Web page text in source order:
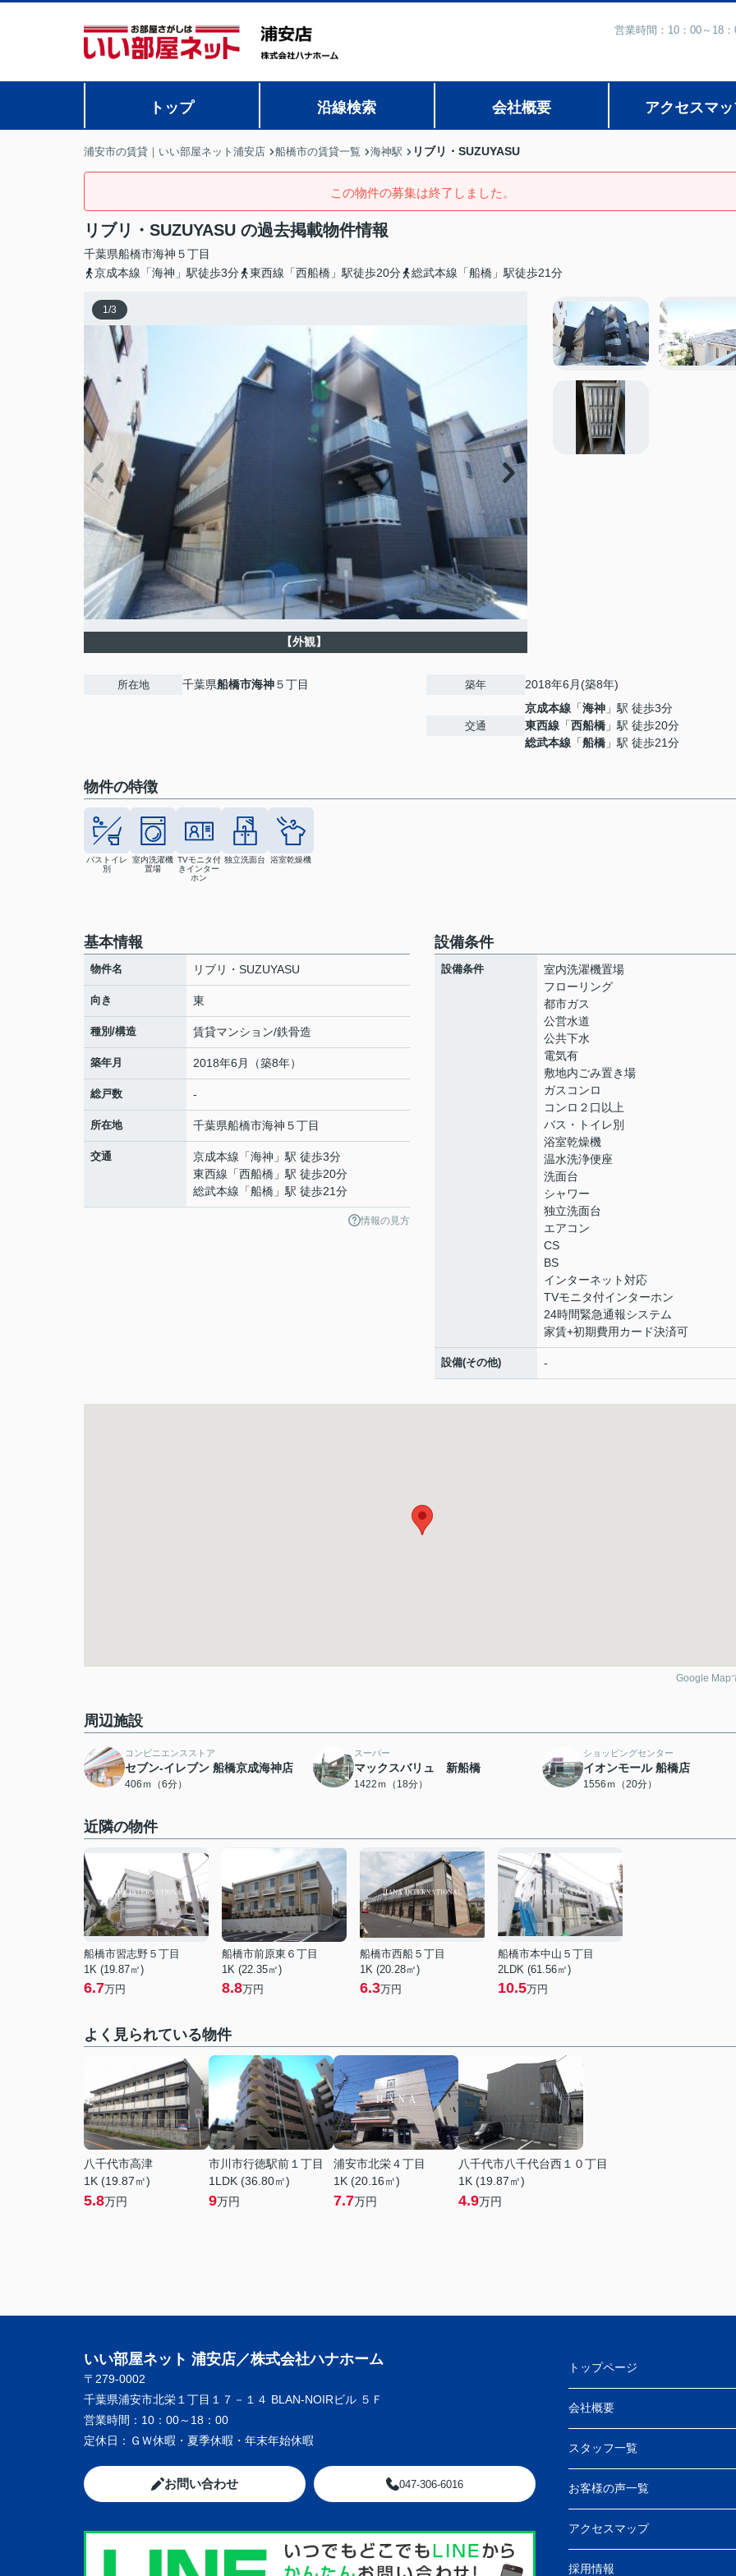
営業時間：10：00～18
トップ 沿線検索 会社概要 アクセスマ
浦安市の賃貸｜いい部屋ネット浦安店 船橋市の賃貸一覧 海神駅 リブリ・SUZUYASU
この物件の募集は終了しました。
リブリ・SUZUYASU の過去掲載物件情報
千葉県船橋市海神 ５丁目
京成本線「海神」駅徒歩3分
東西線「西船橋」駅徒歩20分 総武本線「船橋」駅徒歩21分
1/3
【外観】
所在地 千葉県船橋市海神５丁目 築年 2018年6月(築8年)
交通
京成本線 「海神 」駅 徒歩3分
東西線 「西船橋 」駅 徒歩20分
総武本線 「船橋 」駅 徒歩21分
物件の特徴
バストイレ
別
室内洗濯機
置場
TVモニタ付
きインター
ホン
独立洗面台 浴室乾燥機
基本情報
物件名 リブリ・SUZUYASU
向き 東
種別/構造 賃貸マンション/鉄骨造
築年月 2018年6月（築8年）
総戸数 -
所在地 千葉県船橋市海神 ５丁目
交通 京成本線 「海神 」駅 徒歩3分
東西線 「西船橋 」駅 徒歩20分
総武本線 「船橋 」駅 徒歩21分
情報の見方
設備条件
設備条件
室内洗濯機置場
フローリング
都市ガス
公営水道
公共下水
電気有
敷地内ごみ置き場
ガスコンロ
コンロ２口以上
バス・トイレ別
浴室乾燥機
温水洗浄便座
洗面台
シャワー
独立洗面台
エアコン
CS
BS
インターネット対応
TVモニタ付インターホン
24時間緊急通報システム
家賃+初期費用カード決済可
設備(その他) -
Google Map
周辺施設
コンビニエンスストア
セブン-イレブン 船橋京成海神店
406ｍ（6分）
スーパー
マックスバリュ 新船橋
1422ｍ（18分）
ショッピングセンター
イオンモール 船橋店
1556ｍ（20分）
近隣の物件
船橋市習志野５丁目
1K (19.87㎡)
6.7万円
船橋市前原東６丁目
1K (22.35㎡)
8.8万円
船橋市西船５丁目
1K (20.28㎡)
6.3万円
船橋市本中山５丁目
2LDK (61.56㎡)
10.5万円
よく見られている物件
八千代市高津
1K (19.87㎡)
5.8万円
市川市行徳駅前１丁目
1LDK (36.80㎡)
9万円
浦安市北栄４丁目
1K (20.16㎡)
7.7万円
八千代市八千代台西１０丁目
1K (19.87㎡)
4.9万円
いい部屋ネット 浦安店／株式会社ハナホーム
〒279-0002
千葉県浦安市北栄１丁目１７－１４ BLAN-NOIRビル ５Ｆ
営業時間： 10：00～18：00
定休日： ＧＷ休暇・夏季休暇・年末年始休暇
お問い合わせ 047-306-6016
トップページ
会社概要
スタッフ一覧
お客様の声一覧
アクセスマップ
採用情報